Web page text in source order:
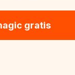
gratis